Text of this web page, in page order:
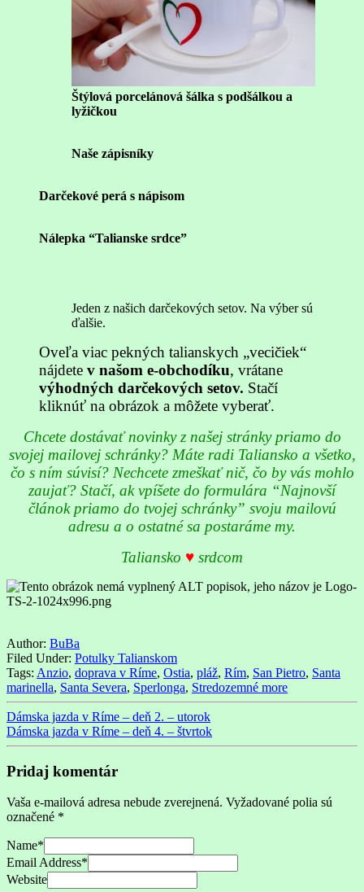
Štýlová porcelánová šálka s podšálkou a
lyžičkou
Naše zápisníky
Darčekové perá s nápisom
Nálepka “Talianske srdce”
Jeden z našich darčekových setov. Na výber sú
ďalšie.
Oveľa viac pekných talianskych „vecičiek“
nájdete v našom e-obchodíku, vrátane
výhodných darčekových setov. Stačí
kliknúť na obrázok a môžete vyberať.
Chcete dostávať novinky z našej stránky priamo do
svojej mailovej schránky? Máte radi Taliansko a všetko,
čo s ním súvisí? Nechcete zmeškať nič, čo by vás mohlo
zaujať? Stačí, ak vpíšete do formulára “Najnovší
článok priamo do tvojej schránky” svoju mailovú
adresu a o ostatné sa postaráme my.
Taliansko ♥ srdcom
Author: BuBa
Filed Under: Potulky Talianskom
Tags: Anzio, doprava v Ríme, Ostia, pláž, Rím, San Pietro, Santa
marinella, Santa Severa, Sperlonga, Stredozemné more
Dámska jazda v Ríme – deň 2. – utorok
Dámska jazda v Ríme – deň 4. – štvrtok
Pridaj komentár
Vaša e-mailová adresa nebude zverejnená. Vyžadované polia sú
označené *
Name*
Email Address*
Website